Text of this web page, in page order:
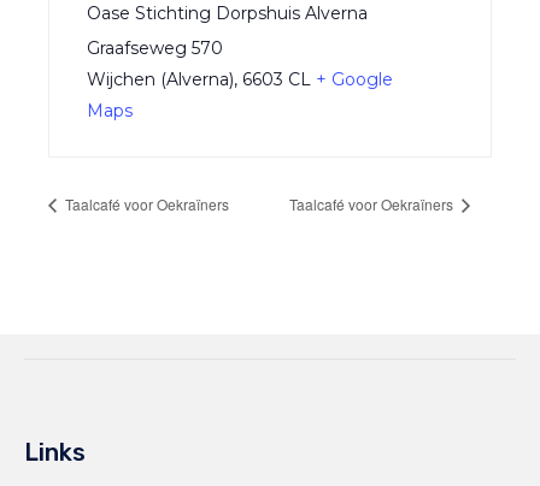
Oase Stichting Dorpshuis Alverna
Graafseweg 570
Wijchen (Alverna), 6603 CL + Google
Maps
Taalcafé voor Oekraïners Taalcafé voor Oekraïners
Links